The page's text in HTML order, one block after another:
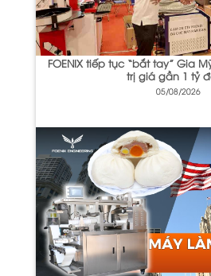
FOENIX tiếp tục “bắt tay” Gia
trị giá gần 1 tỷ
05/08/2026